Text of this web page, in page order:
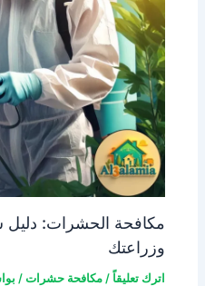
مكافحة الحشرات: دليل
وزراعتك
اترك تعليقاً /مكافحة حشرات/